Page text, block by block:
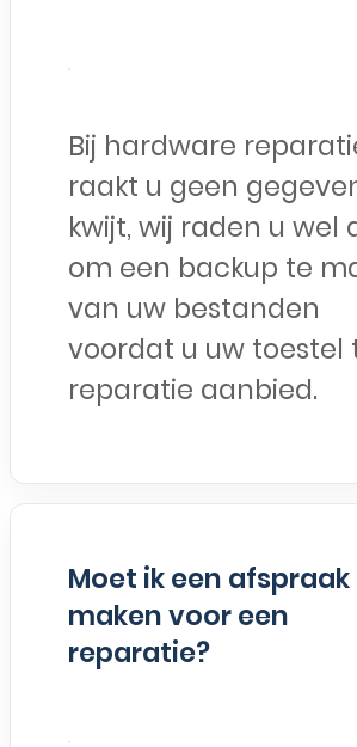
Bij hardware
raakt u geen
kwijt, wij raden u wel
om een backup te
van uw bestanden
voordat u uw toestel
reparatie aanbied.
Moet ik een afspraak
maken voor een
reparatie?